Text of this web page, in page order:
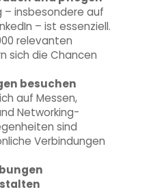
– insbesondere auf
– ist essenziell.
relevanten
sich die Chancen
besuchen
auf Messen,
Networking-
sind
Verbindungen